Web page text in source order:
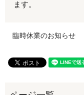
ます。
臨時休業のお知らせ